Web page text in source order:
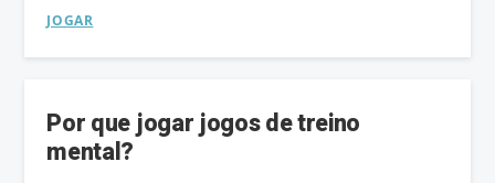
JOGAR
Por que jogar jogos de treino
mental?